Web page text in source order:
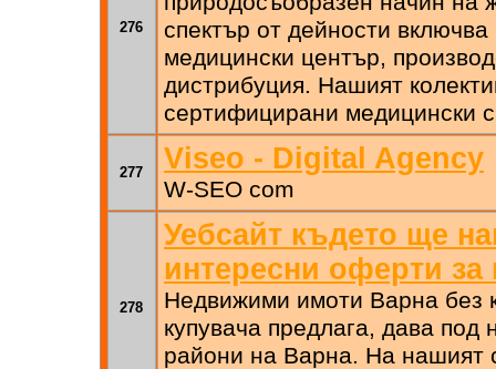
276
спектър от дейности
медицински център,
дистрибуция. Нашият
сертифицирани медицински
277 Viseo - Digital Agency
W-SEO com
278
Уебсайт където ще
интересни оферти за
Недвижими имоти Варна без
купувача предлага, дава под
райони на Варна. На нашият